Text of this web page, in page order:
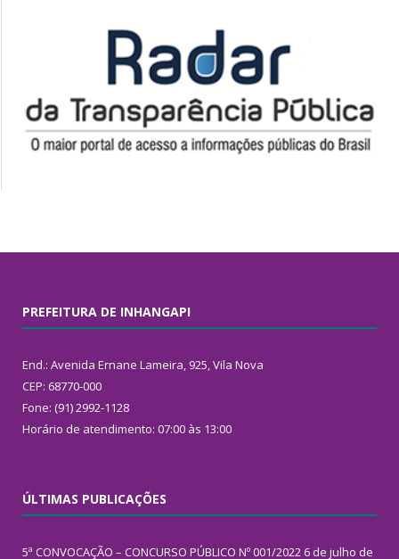
PREFEITURA DE INHANGAPI
End.: Avenida Ernane Lameira, 925, Vila Nova
CEP: 68770-000
Fone: (91) 2992-1128
Horário de atendimento: 07:00 às 13:00
ÚLTIMAS PUBLICAÇÕES
5ª CONVOCAÇÃO – CONCURSO PÚBLICO Nº 001/2022 6 de julho de